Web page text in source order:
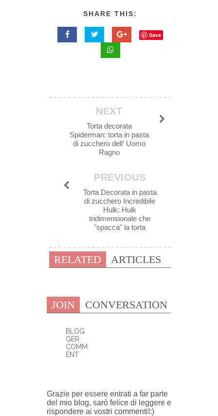
SHARE THIS:
Save
NEXT
Torta decorata
Spiderman: torta in pasta
di zucchero dell' Uomo
Ragno
PREVIOUS
Torta Decorata in pasta
di zucchero Incredibile
Hulk: Hulk
tridimensionale che
"spacca" la torta
RELATED ARTICLES
JOIN CONVERSATION
BLOG
GER
COMM
ENT
Grazie per essere entrati a far parte
del mio blog, sarò felice di leggere e
rispondere ai vostri commenti!:)